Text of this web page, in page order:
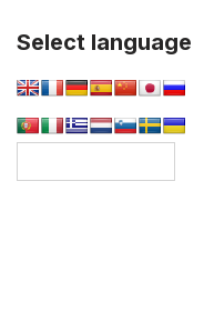
Select language